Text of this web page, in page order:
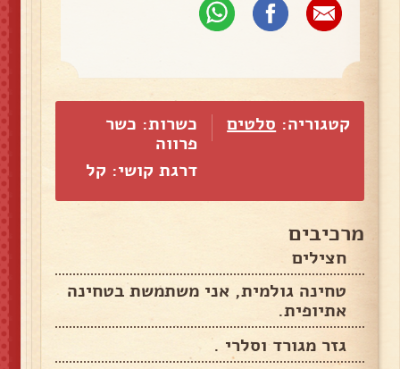
קטגוריה: סלטים
כשרות: כשר
פרווה
דרגת קושי: קל
מרכיבים
חצילים
טחינה גולמית, אני משתמשת בטחינה
אתיופית.
גזר מגורד וסלרי .